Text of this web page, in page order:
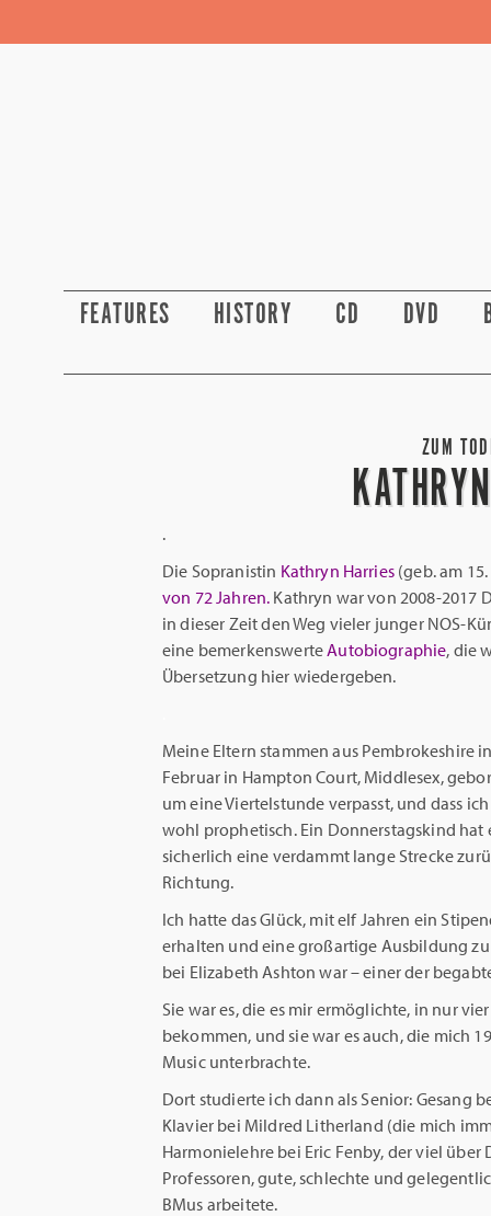
FEATURES HISTORY CD DVD
ZUM
.
Die Sopranistin Kathryn Harries(geb. am
von 72 Jahren. Kathryn war von 2008-2017
in dieser Zeit den Weg vieler junger NOS-
eine bemerkenswerteAutobiographie, die
Übersetzung hier wiedergeben.
Meine Eltern stammen aus Pembrokeshire
Februar in Hampton Court, Middlesex,
um eine Viertelstunde verpasst, und dass
wohl prophetisch. Ein Donnerstagskind hat
sicherlich eine verdammt lange Strecke
Richtung.
Ich hatte das Glück, mit elf Jahren ein
erhalten und eine großartige Ausbildung
bei Elizabeth Ashton war – einer der
Sie war es, die es mir ermöglichte, in nur
bekommen, und sie war es auch, die mich
Music unterbrachte.
Dort studierte ich dann als Senior: Gesang
Klavier bei Mildred Litherland (die mich
Harmonielehre bei Eric Fenby, der viel
Professoren, gute, schlechte und
BMus arbeitete.